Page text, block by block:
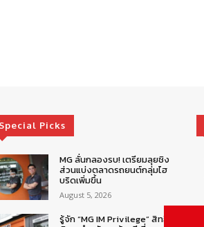
Special Picks
MG ลั่นกลองรบ! เตรียมลุยชิง
ส่วนแบ่งตลาดรถยนต์กลุ่มไฮ
บริดเพิ่มขึ้น
August 5, 2026
รู้จัก “MG IM Privilege” สิทธิ